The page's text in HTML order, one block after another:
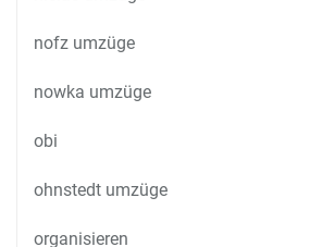
nofz umzüge
nowka umzüge
obi
ohnstedt umzüge
organisieren